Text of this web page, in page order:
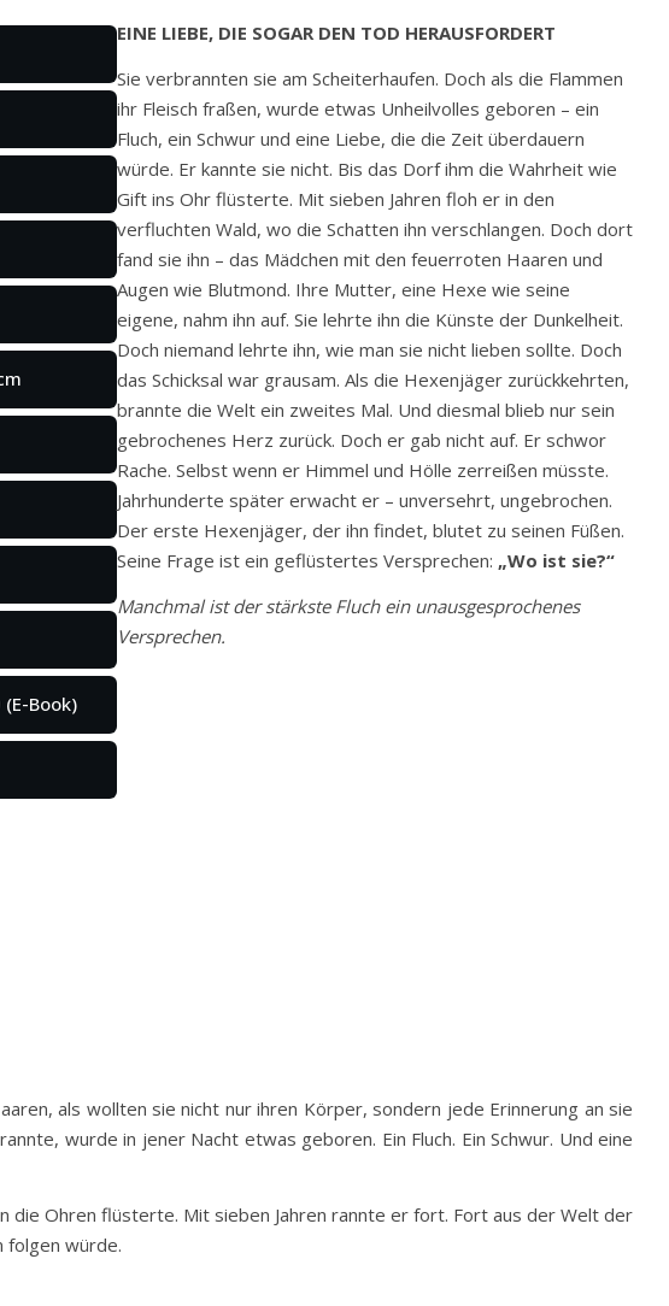
Book)
EINE LIEBE, DIE SOGAR DEN TOD HERAUSFORDERT
Sie verbrannten sie am Scheiterhaufen. Doch als die Flammen
ihr Fleisch fraßen, wurde etwas Unheilvolles geboren – ein
Fluch, ein Schwur und eine Liebe, die die Zeit überdauern
würde. Er kannte sie nicht. Bis das Dorf ihm die Wahrheit wie
Gift ins Ohr flüsterte. Mit sieben Jahren floh er in den
verfluchten Wald, wo die Schatten ihn verschlangen. Doch dort
fand sie ihn – das Mädchen mit den feuerroten Haaren und
Augen wie Blutmond. Ihre Mutter, eine Hexe wie seine
eigene, nahm ihn auf. Sie lehrte ihn die Künste der Dunkelheit.
Doch niemand lehrte ihn, wie man sie nicht lieben sollte. Doch
das Schicksal war grausam. Als die Hexenjäger zurückkehrten,
brannte die Welt ein zweites Mal. Und diesmal blieb nur sein
gebrochenes Herz zurück. Doch er gab nicht auf. Er schwor
Rache. Selbst wenn er Himmel und Hölle zerreißen müsste.
Jahrhunderte später erwacht er – unversehrt, ungebrochen.
Der erste Hexenjäger, der ihn findet, blutet zu seinen Füßen.
Seine Frage ist ein geflüstertes Versprechen: „Wo ist sie?“
Manchmal ist der stärkste Fluch ein unausgesprochenes
Versprechen.
als wollten sie nicht nur ihren Körper, sondern jede Erinnerung an sie
wurde in jener Nacht etwas geboren. Ein Fluch. Ein Schwur. Und eine
die Ohren flüsterte. Mit sieben Jahren rannte er fort. Fort aus der Welt der
folgen würde.